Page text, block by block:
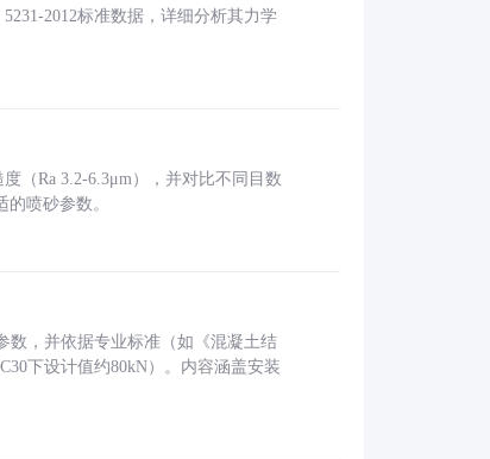
2012标准数据，详细分析其力学
（Ra 3.2-6.3μm），并对比不同目数
喷砂参数。
数，并依据专业标准（如《混凝土结
下设计值约80kN）。内容涵盖安装